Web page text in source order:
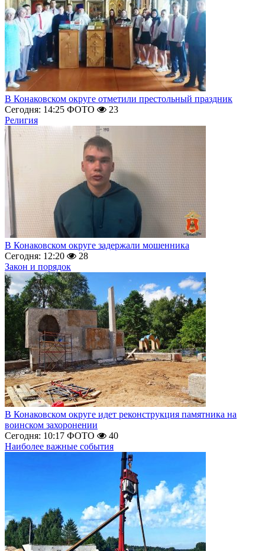
В Конаковском округе отметили престольный праздник
Сегодня: 14:25 ФОТО
23
Религия
В Конаковском округе задержали мошенника
Сегодня: 12:20
28
Закон и порядок
В Конаковском округе идет реконструкция памятника на
воинском захоронении
Сегодня: 10:17 ФОТО
40
Наиболее важные события